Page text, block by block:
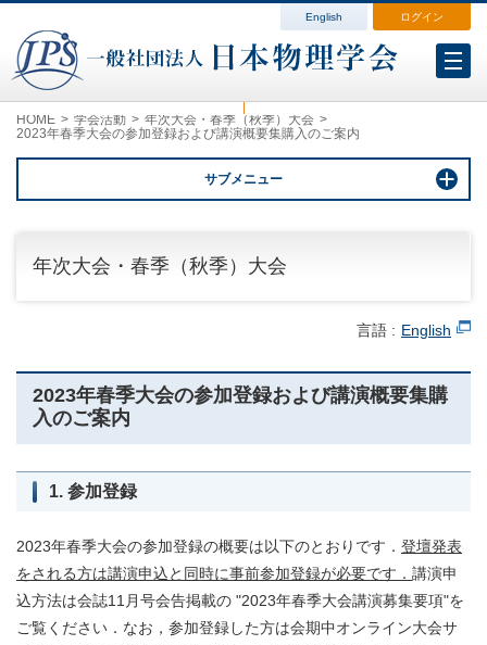
ログイン
English
会員各種変更 会費案内
ログイン（マイページ）
HOME 学会活動
年次大会・春季（秋季）大会
2023年春季大会の参加登録および講演概要集購入のご案内
サブメニュー
年次大会・春季（秋季）大会
言語 : English
2023年春季大会の参加登録および講演概要集購
入のご案内
1. 参加登録
2023年春季大会の参加登録の概要は以下のとおりです． 登壇発表
をされる方は講演申込と同時に事前参加登録が必要です． 講演申
込方法は会誌11月号会告掲載の "2023年春季大会講演募集要項"を
ご覧ください．なお，参加登録した方は会期中オンライン大会サ